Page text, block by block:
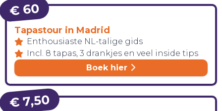
€ 60
Tapastour in Madrid
Enthousiaste NL-talige gids
Incl. 8 tapas, 3 drankjes en veel inside tips
Boek hier
€ 7,50